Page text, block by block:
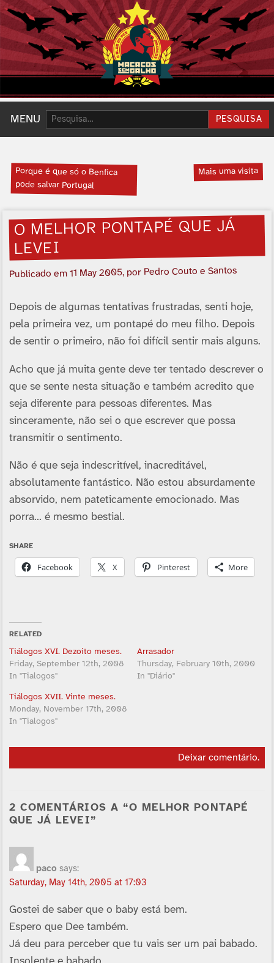
MENU Pesquisar: PESQUISA
Porque é que só o Benfica
pode salvar Portugal
Mais uma visita
O MELHOR PONTAPÉ QUE JÁ
LEVEI
Publicado em11 May 2005, por Pedro Couto e Santos
Depois de algumas tentativas frustradas, senti hoje,
pela primeira vez, um pontapé do meu filho. Depois
de sentir o primeiro, não foi difí­cil sentir mais alguns.
Acho que já muita gente deve ter tentado descrever o
que se sente nesta situação e também acredito que
seja diferente para pessoas diferentes. Mas
sinceramente, não sei o que escrever que possa
transmitir o sentimento.
Não é que seja indescrití­vel, inacreditável,
absolutamente fantástico. Não estou absurdamente
absorvido, nem pateticamente emocionado. Mas
porra… é mesmo bestial.
SHARE
Facebook X Pinterest More
RELATED
Tiálogos XVI. Dezoito meses.
Friday, September 12th, 2008
In "Tialogos"
Arrasador
Thursday, February 10th, 2000
In "Diário"
Tiálogos XVII. Vinte meses.
Monday, November 17th, 2008
In "Tialogos"
Deixar comentário.
2 COMENTÁRIOS A “O MELHOR PONTAPÉ
QUE JÁ LEVEI”
paco says:
Saturday, May 14th, 2005 at 17:03
Gostei de saber que o baby está bem.
Espero que Dee também.
Já deu para perceber que tu vais ser um pai babado.